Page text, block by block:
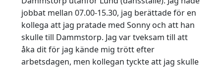
jobbat mellan 07.00-15.30, jag berättade för en
kollega att jag pratade med Sonny och att han
skulle till Dammstorp. Jag var tveksam till att
åka dit för jag kände mig trött efter
arbetsdagen, men kollegan tyckte att jag skulle